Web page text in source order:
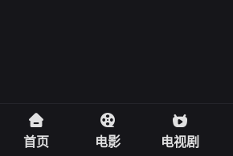
首页 电影 电视剧